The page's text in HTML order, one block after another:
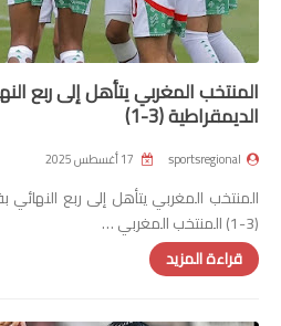
المنتخب المغربي يتأهل إلى ربع
الديمقراطية (3-1)
sportsregional
المنتخب المغربي يتأهل إلى ربع النهائي
(3-1) المنتخب المغربي …
قراءة المزيد